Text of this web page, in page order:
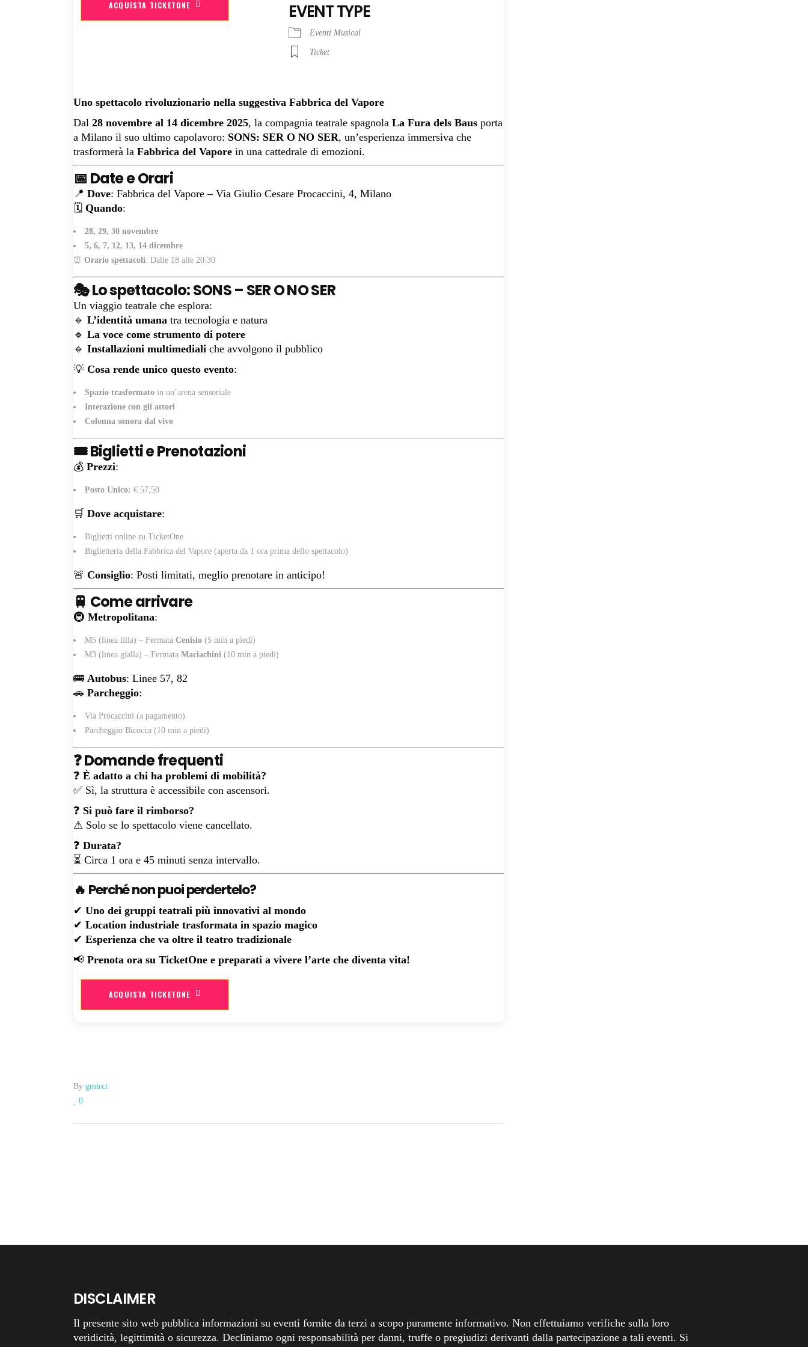
ACQUISTA TICKETONE EVENT TYPE
Eventi Musical
Ticket
Uno spettacolo rivoluzionario nella suggestiva Fabbrica del Vapore
Dal 28 novembre al 14 dicembre 2025, la compagnia teatrale spagnola La Fura dels Baus porta
a Milano il suo ultimo capolavoro: SONS: SER O NO SER, un’esperienza immersiva che
trasformerà la Fabbrica del Vapore in una cattedrale di emozioni.
📅 Date e Orari
📍 Dove: Fabbrica del Vapore – Via Giulio Cesare Procaccini, 4, Milano
🗓 Quando:
28, 29, 30 novembre
5, 6, 7, 12, 13, 14 dicembre
⏰ Orario spettacoli: Dalle 18 alle 20:30
🎭 Lo spettacolo: SONS – SER O NO SER
Un viaggio teatrale che esplora:
🔹 L’identità umana tra tecnologia e natura
🔹 La voce come strumento di potere
🔹 Installazioni multimediali che avvolgono il pubblico
💡 Cosa rende unico questo evento:
Spazio trasformato in un’arena sensoriale
Interazione con gli attori
Colonna sonora dal vivo
🎟 Biglietti e Prenotazioni
💰 Prezzi:
Posto Unico: € 57,50
🛒 Dove acquistare:
Biglietti online su TicketOne
Biglietteria della Fabbrica del Vapore (aperta da 1 ora prima dello spettacolo)
🚨 Consiglio: Posti limitati, meglio prenotare in anticipo!
🚆 Come arrivare
🚇 Metropolitana:
M5 (linea lilla) – Fermata Cenisio (5 min a piedi)
M3 (linea gialla) – Fermata Maciachini (10 min a piedi)
🚌 Autobus: Linee 57, 82
🚗 Parcheggio:
Via Procaccini (a pagamento)
Parcheggio Bicocca (10 min a piedi)
❓ Domande frequenti
❓ È adatto a chi ha problemi di mobilità?
✅ Sì, la struttura è accessibile con ascensori.
❓ Si può fare il rimborso?
⚠ Solo se lo spettacolo viene cancellato.
❓ Durata?
⏳ Circa 1 ora e 45 minuti senza intervallo.
🔥 Perché non puoi perdertelo?
✔ Uno dei gruppi teatrali più innovativi al mondo
✔ Location industriale trasformata in spazio magico
✔ Esperienza che va oltre il teatro tradizionale
📢 Prenota ora su TicketOne e preparati a vivere l’arte che diventa vita!
ACQUISTA TICKETONE
By gmirci
0
DISCLAIMER
Il presente sito web pubblica informazioni su eventi fornite da terzi a scopo puramente informativo. Non effettuiamo verifiche sulla loro
veridicità, legittimità o sicurezza. Decliniamo ogni responsabilità per danni, truffe o pregiudizi derivanti dalla partecipazione a tali eventi. Si